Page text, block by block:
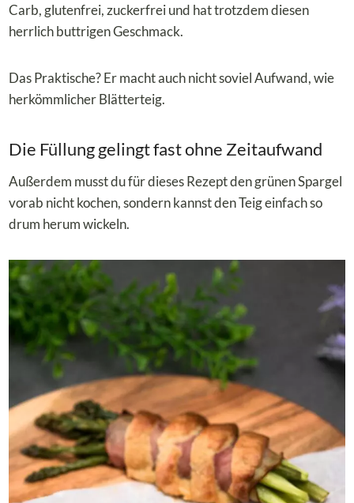
Carb, glutenfrei, zuckerfrei und hat trotzdem diesen
herrlich buttrigen Geschmack.
Das Praktische? Er macht auch nicht soviel Aufwand, wie
herkömmlicher Blätterteig.
Die Füllung gelingt fast ohne Zeitaufwand
Außerdem musst du für dieses Rezept den grünen Spargel
vorab nicht kochen, sondern kannst den Teig einfach so
drum herum wickeln.